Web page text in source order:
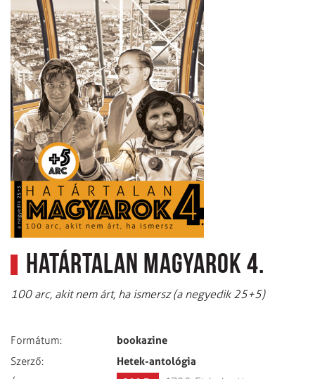
Határtalan magyarok 4.
100 arc, akit nem árt, ha ismersz (a negyedik 25+5)
Formátum: bookazine
Szerző: Hetek-antológia